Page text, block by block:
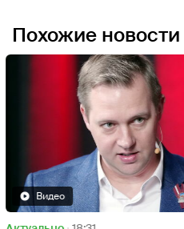
Похожие новости